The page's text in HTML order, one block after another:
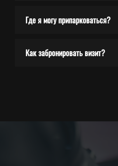
Где я могу припарковаться?
Как забронировать визит?